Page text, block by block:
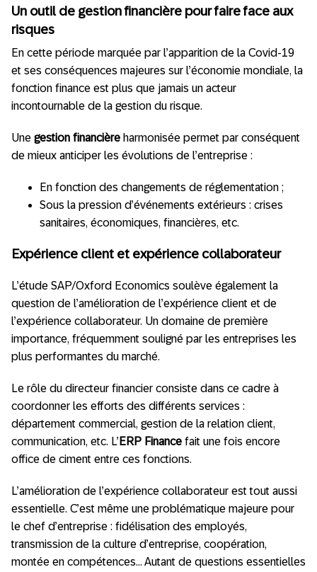
Un outil de gestion financière pour faire face aux
risques
En cette période marquée par l’apparition de la Covid-19
et ses conséquences majeures sur l’économie mondiale, la
fonction finance est plus que jamais un acteur
incontournable de la gestion du risque.
Une gestion financière harmonisée permet par conséquent
de mieux anticiper les évolutions de l’entreprise :
En fonction des changements de réglementation ;
Sous la pression d’événements extérieurs : crises
sanitaires, économiques, financières, etc.
Expérience client et expérience collaborateur
L’étude SAP/Oxford Economics soulève également la
question de l’amélioration de l’expérience client et de
l’expérience collaborateur. Un domaine de première
importance, fréquemment souligné par les entreprises les
plus performantes du marché.
Le rôle du directeur financier consiste dans ce cadre à
coordonner les efforts des différents services :
département commercial, gestion de la relation client,
communication, etc. L’ ERP Finance fait une fois encore
office de ciment entre ces fonctions.
L’amélioration de l’expérience collaborateur est tout aussi
essentielle. C’est même une problématique majeure pour
le chef d’entreprise : fidélisation des employés,
transmission de la culture d’entreprise, coopération,
montée en compétences… Autant de questions essentielles